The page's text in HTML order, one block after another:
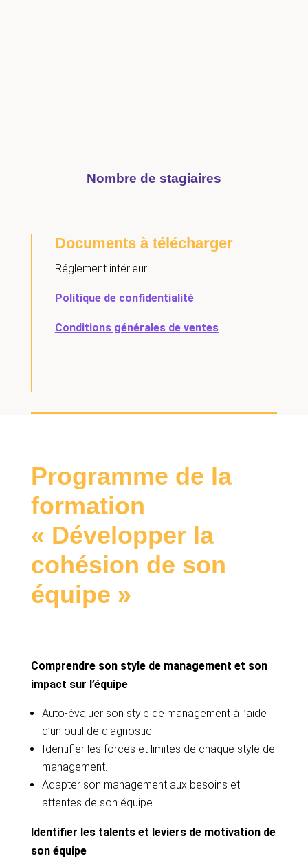
Nombre de stagiaires
Documents à télécharger
Réglement intérieur
Politique de confidentialité
Conditions générales de ventes
Programme de la
formation
« Développer la
cohésion de son
équipe »
Comprendre son style de management et son
impact sur l’équipe
Auto-évaluer son style de management à l’aide
d’un outil de diagnostic.
Identifier les forces et limites de chaque style de
management.
Adapter son management aux besoins et
attentes de son équipe.
Identifier les talents et leviers de motivation de
son équipe